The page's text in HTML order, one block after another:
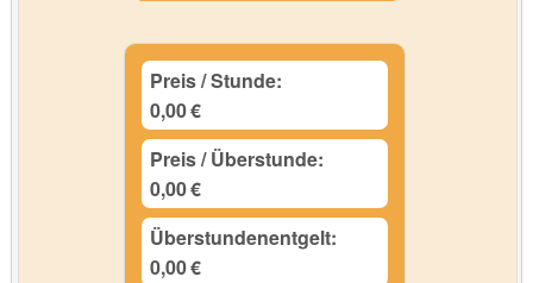
Preis / Stunde:
0,00€
Preis / Überstunde:
0,00€
Überstundenentgelt:
0,00€